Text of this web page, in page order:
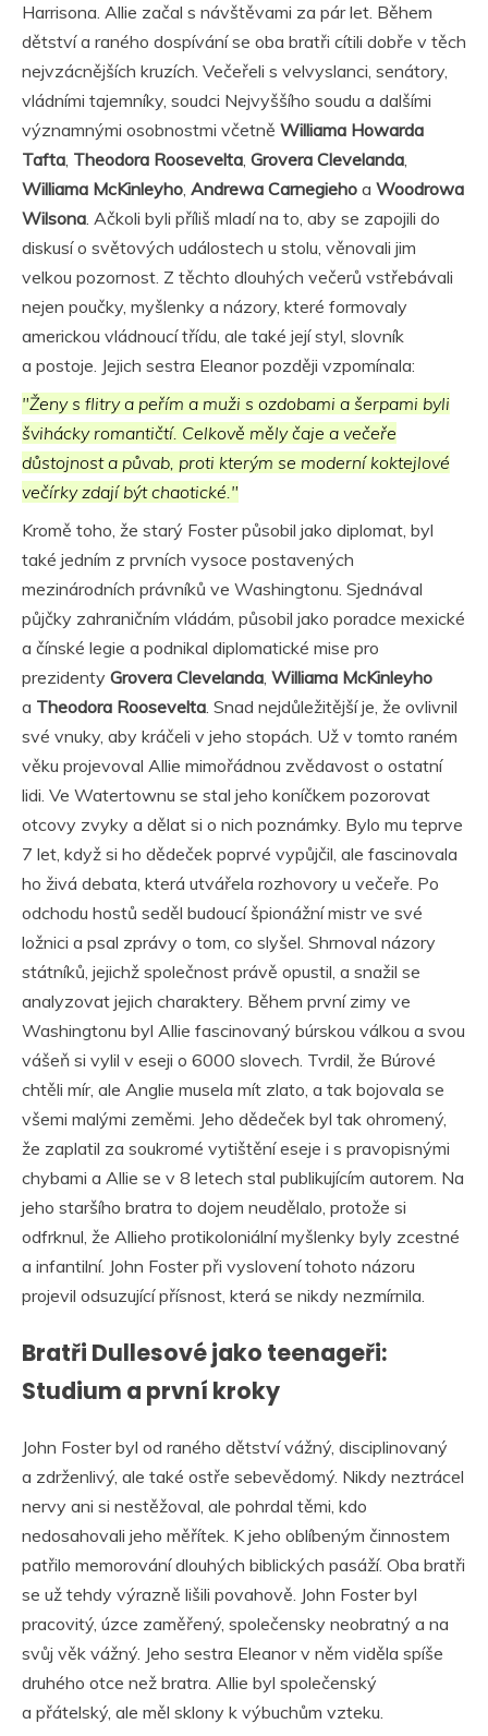
Harrisona. Allie začal s návštěvami za pár let. Během
dětství a raného dospívání se oba bratři cítili dobře v těch
nejvzácnějších kruzích. Večeřeli s velvyslanci, senátory,
vládními tajemníky, soudci Nejvyššího soudu a dalšími
významnými osobnostmi včetně Williama Howarda
Tafta, Theodora Roosevelta, Grovera Clevelanda,
Williama McKinleyho, Andrewa Carnegieho a Woodrowa
Wilsona. Ačkoli byli příliš mladí na to, aby se zapojili do
diskusí o světových událostech u stolu, věnovali jim
velkou pozornost. Z těchto dlouhých večerů vstřebávali
nejen poučky, myšlenky a názory, které formovaly
americkou vládnoucí třídu, ale také její styl, slovník
a postoje. Jejich sestra Eleanor později vzpomínala:
"Ženy s flitry a peřím a muži s ozdobami a šerpami byli
švihácky romantičtí. Celkově měly čaje a večeře
důstojnost a půvab, proti kterým se moderní koktejlové
večírky zdají být chaotické."
Kromě toho, že starý Foster působil jako diplomat, byl
také jedním z prvních vysoce postavených
mezinárodních právníků ve Washingtonu. Sjednával
půjčky zahraničním vládám, působil jako poradce mexické
a čínské legie a podnikal diplomatické mise pro
prezidenty Grovera Clevelanda, Williama McKinleyho
a Theodora Roosevelta. Snad nejdůležitější je, že ovlivnil
své vnuky, aby kráčeli v jeho stopách. Už v tomto raném
věku projevoval Allie mimořádnou zvědavost o ostatní
lidi. Ve Watertownu se stal jeho koníčkem pozorovat
otcovy zvyky a dělat si o nich poznámky. Bylo mu teprve
7 let, když si ho dědeček poprvé vypůjčil, ale fascinovala
ho živá debata, která utvářela rozhovory u večeře. Po
odchodu hostů seděl budoucí špionážní mistr ve své
ložnici a psal zprávy o tom, co slyšel. Shrnoval názory
státníků, jejichž společnost právě opustil, a snažil se
analyzovat jejich charaktery. Během první zimy ve
Washingtonu byl Allie fascinovaný búrskou válkou a svou
vášeň si vylil v eseji o 6000 slovech. Tvrdil, že Búrové
chtěli mír, ale Anglie musela mít zlato, a tak bojovala se
všemi malými zeměmi. Jeho dědeček byl tak ohromený,
že zaplatil za soukromé vytištění eseje i s pravopisnými
chybami a Allie se v 8 letech stal publikujícím autorem. Na
jeho staršího bratra to dojem neudělalo, protože si
odfrknul, že Allieho protikoloniální myšlenky byly zcestné
a infantilní. John Foster při vyslovení tohoto názoru
projevil odsuzující přísnost, která se nikdy nezmírnila.
Bratři Dullesové jako teenageři:
Studium a první kroky
John Foster byl od raného dětství vážný, disciplinovaný
a zdrženlivý, ale také ostře sebevědomý. Nikdy neztrácel
nervy ani si nestěžoval, ale pohrdal těmi, kdo
nedosahovali jeho měřítek. K jeho oblíbeným činnostem
patřilo memorování dlouhých biblických pasáží. Oba bratři
se už tehdy výrazně lišili povahově. John Foster byl
pracovitý, úzce zaměřený, společensky neobratný a na
svůj věk vážný. Jeho sestra Eleanor v něm viděla spíše
druhého otce než bratra. Allie byl společenský
a přátelský, ale měl sklony k výbuchům vzteku.